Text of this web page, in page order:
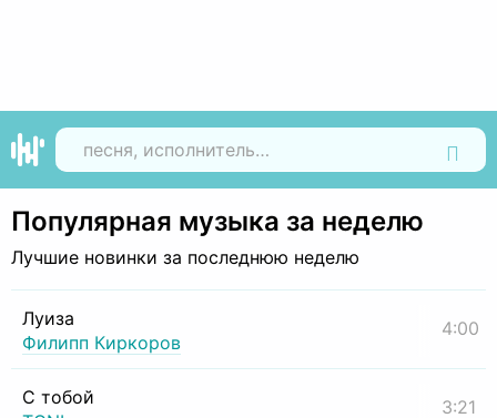
Популярная музыка за неделю
Лучшие новинки за последнюю неделю
Луиза
Филипп Киркоров
4:00
С тобой
3:21